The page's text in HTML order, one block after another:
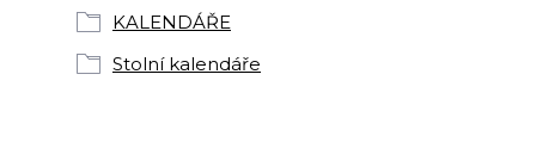
KALENDÁŘE
Stolní kalendáře